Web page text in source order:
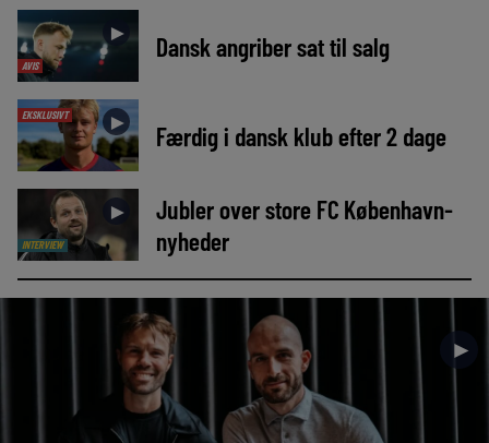
AVIS
► Dansk angriber sat til salg
EKSKLUSIVT ► Færdig i dansk klub efter 2 dage
INTERVIEW
►
Jubler over store FC København-
nyheder
►